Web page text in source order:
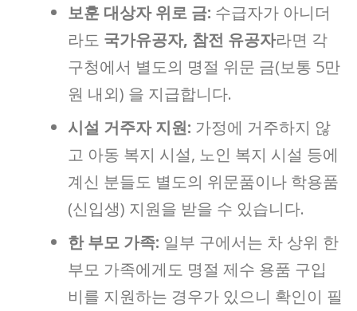
보훈 대상자 위로 금: 수급자가 아니더
라도 국가유공자, 참전 유공자라면 각
구청에서 별도의 명절 위문 금(보통 5만
원 내외) 을 지급합니다.
시설 거주자 지원: 가정에 거주하지 않
고 아동 복지 시설, 노인 복지 시설 등에
계신 분들도 별도의 위문품이나 학용품
(신입생) 지원을 받을 수 있습니다.
한 부모 가족: 일부 구에서는 차 상위 한
부모 가족에게도 명절 제수 용품 구입
비를 지원하는 경우가 있으니 확인이 필